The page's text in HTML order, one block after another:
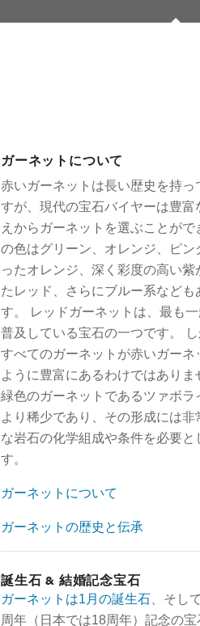
ガーネットについて
赤いガーネットは長い歴史を持っ
すが、現代の宝石バイヤーは豊富
えからガーネットを選ぶことがで
の色はグリーン、オレンジ、ピン
ったオレンジ、深く彩度の高い紫
たレッド、さらにブルー系なども
す。 レッドガーネットは、最も
普及している宝石の一つです。
すべてのガーネットが赤いガーネ
ように豊富にあるわけではありま
緑色のガーネットであるツァボラ
より稀少であり、その形成には非
な岩石の化学組成や条件を必要と
す。
ガーネットについて
ガーネットの歴史と伝承
誕生石 & 結婚記念宝石
ガーネットは1月の誕生石 、そし
周年（日本では18周年）記念の宝